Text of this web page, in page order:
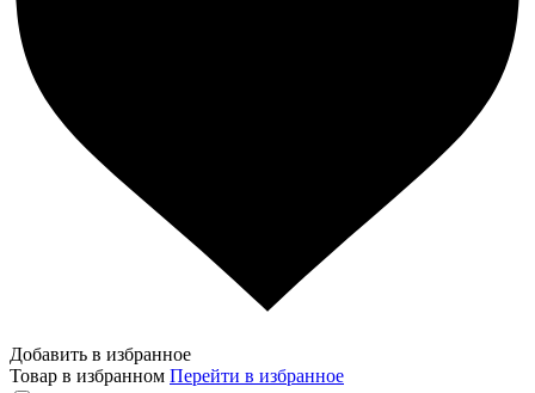
Добавить в избранное
Товар в избранном Перейти в избранное